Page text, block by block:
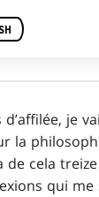
je
la
de cela
qui me